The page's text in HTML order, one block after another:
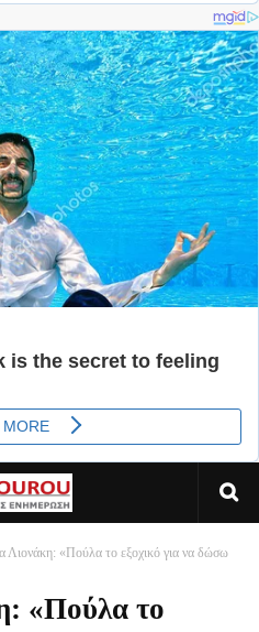
Λιονάκη: «Πούλα το εξοχικό για να δώσω
«Πούλα το